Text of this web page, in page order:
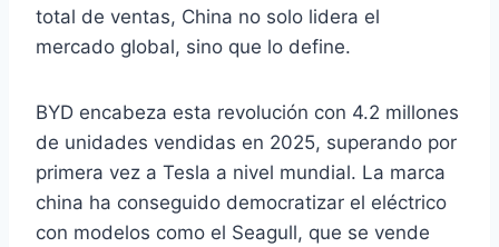
total de ventas, China no solo lidera el
mercado global, sino que lo define.
BYD encabeza esta revolución con 4.2 millones
de unidades vendidas en 2025, superando por
primera vez a Tesla a nivel mundial. La marca
china ha conseguido democratizar el eléctrico
con modelos como el Seagull, que se vende